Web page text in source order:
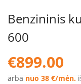
Benzininis
600
€899.00
arba nuo 38 €/mėn.